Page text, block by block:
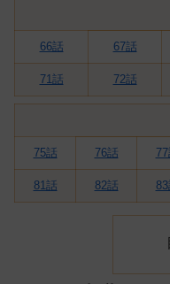
66話 67話
71話 72話
75話 76話
81話 82話 83